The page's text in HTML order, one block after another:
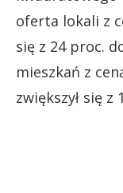
oferta lokali z
się z 24 proc.
mieszkań z
zwiększył się z